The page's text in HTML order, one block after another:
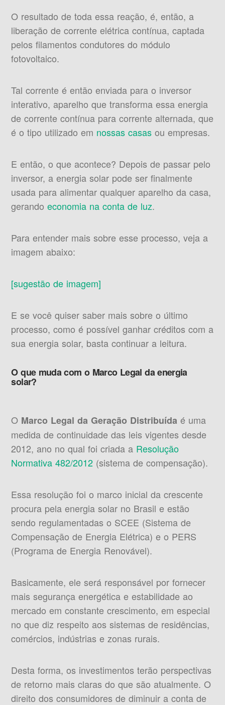
O resultado de toda essa reação, é, então, a
liberação de corrente elétrica contínua, captada
pelos filamentos condutores do módulo
fotovoltaico.
Tal corrente é então enviada para o inversor
interativo, aparelho que transforma essa energia
de corrente contínua para corrente alternada, que
é o tipo utilizado em nossas casas ou empresas.
E então, o que acontece? Depois de passar pelo
inversor, a energia solar pode ser finalmente
usada para alimentar qualquer aparelho da casa,
gerandoeconomia na conta de luz.
Para entender mais sobre esse processo, veja a
imagem abaixo:
[sugestão de imagem]
E se você quiser saber mais sobre o último
processo, como é possível ganhar créditos com a
sua energia solar, basta continuar a leitura.
O que muda com o Marco Legal da energia
solar?
O Marco Legal da Geração Distribuída é uma
medida de continuidade das leis vigentes desde
2012, ano no qual foi criada a Resolução
Normativa 482/2012 (sistema de compensação).
Essa resolução foi o marco inicial da crescente
procura pela energia solar no Brasil e estão
sendo regulamentadas o SCEE (Sistema de
Compensação de Energia Elétrica) e o PERS
(Programa de Energia Renovável).
Basicamente, ele será responsável por fornecer
mais segurança energética e estabilidade ao
mercado em constante crescimento, em especial
no que diz respeito aos sistemas de residências,
comércios, indústrias e zonas rurais.
Desta forma, os investimentos terão perspectivas
de retorno mais claras do que são atualmente. O
direito dos consumidores de diminuir a conta de